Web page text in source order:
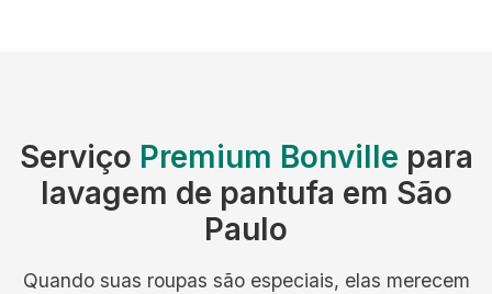
Serviço Premium Bonville para
lavagem de pantufa em São
Paulo
Quando suas roupas são especiais, elas merecem